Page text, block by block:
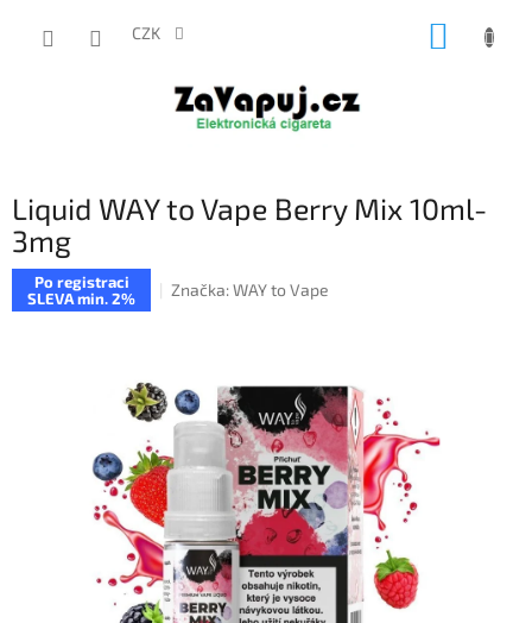
CZK
Liquid WAY to Vape Berry Mix 10ml-
3mg
Po registraci
SLEVA min. 2%
Značka:WAY to Vape